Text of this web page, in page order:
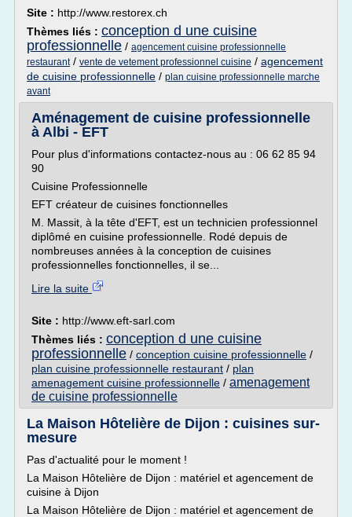
Site : http://www.restorex.ch
Thèmes liés : conception d une cuisine
professionnelle / agencement cuisine professionnelle
restaurant/ vente de vetement professionnel cuisine / agencement
de cuisine professionnelle / plan cuisine professionnelle marche
avant
Aménagement de cuisine professionnelle
à Albi - EFT
Pour plus d'informations contactez-nous au : 06 62 85 94
90
Cuisine Professionnelle
EFT créateur de cuisines fonctionnelles
M. Massit, à la tête d'EFT, est un technicien professionnel
diplômé en cuisine professionnelle. Rodé depuis de
nombreuses années à la conception de cuisines
professionnelles fonctionnelles, il se...
Lire la suite
Site : http://www.eft-sarl.com
Thèmes liés : conception d une cuisine
professionnelle / conception cuisine professionnelle /
plan cuisine professionnelle restaurant / plan
amenagement cuisine professionnelle / amenagement
de cuisine professionnelle
La Maison Hôtelière de Dijon : cuisines sur-
mesure
Pas d'actualité pour le moment !
La Maison Hôtelière de Dijon : matériel et agencement de
cuisine à Dijon
La Maison Hôtelière de Dijon : matériel et agencement de